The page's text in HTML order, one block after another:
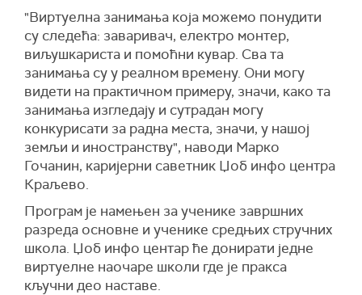
"Виртуелна занимања која можемо понудити
су следећа: заваривач, електро монтер,
виљушкариста и помоћни кувар. Сва та
занимања су у реалном времену. Они могу
видети на практичном примеру, значи, како та
занимања изгледају и сутрадан могу
конкурисати за радна места, значи, у нашој
земљи и иностранству", наводи Марко
Гочанин, каријерни саветник Џоб инфо центра
Краљево.
Програм је намењен за ученике завршних
разреда основне и ученике средњих стручних
школа. Џоб инфо центар ће донирати једне
виртуелне наочаре школи где је пракса
кључни део наставе.